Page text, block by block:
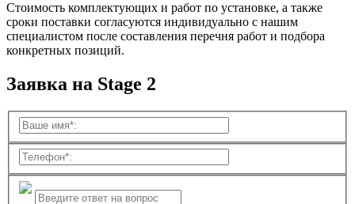
Стоимость комплектующих и работ по установке, а также
сроки поставки согласуются индивидуально с нашим
специалистом после составления перечня работ и подбора
конкретных позиций.
Заявка на Stage 2